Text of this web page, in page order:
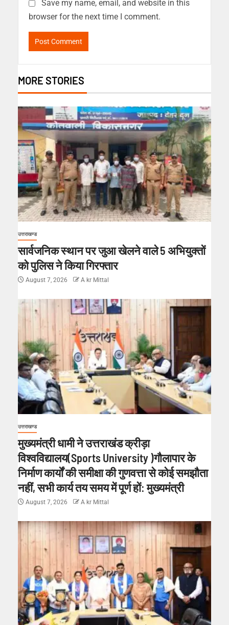
Save my name, email, and website in this
browser for the next time I comment.
MORE STORIES
उत्तराखण्ड
सार्वजनिक स्थान पर जुआ खेलने वाले 5 अभियुक्तों
को पुलिस ने किया गिरफ्तार
August 7, 2026 A kr Mittal
उत्तराखण्ड
मुख्यमंत्री धामी ने उत्तराखंड क्रीड़ा
विश्वविद्यालय(Sports University )गौलापार के
निर्माण कार्यों की समीक्षा की गुणवत्ता से कोई समझौता
नहीं, सभी कार्य तय समय में पूर्ण हों: मुख्यमंत्री
August 7, 2026 A kr Mittal